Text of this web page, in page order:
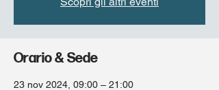
Orario & Sede
23 nov 2024, 09:00 – 21:00